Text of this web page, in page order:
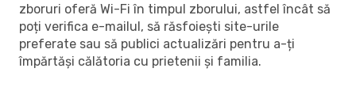
zboruri oferă Wi-Fi în timpul zborului, astfel încât să
poți verifica e-mailul, să răsfoiești site-urile
preferate sau să publici actualizări pentru a-ți
împărtăși călătoria cu prietenii și familia.